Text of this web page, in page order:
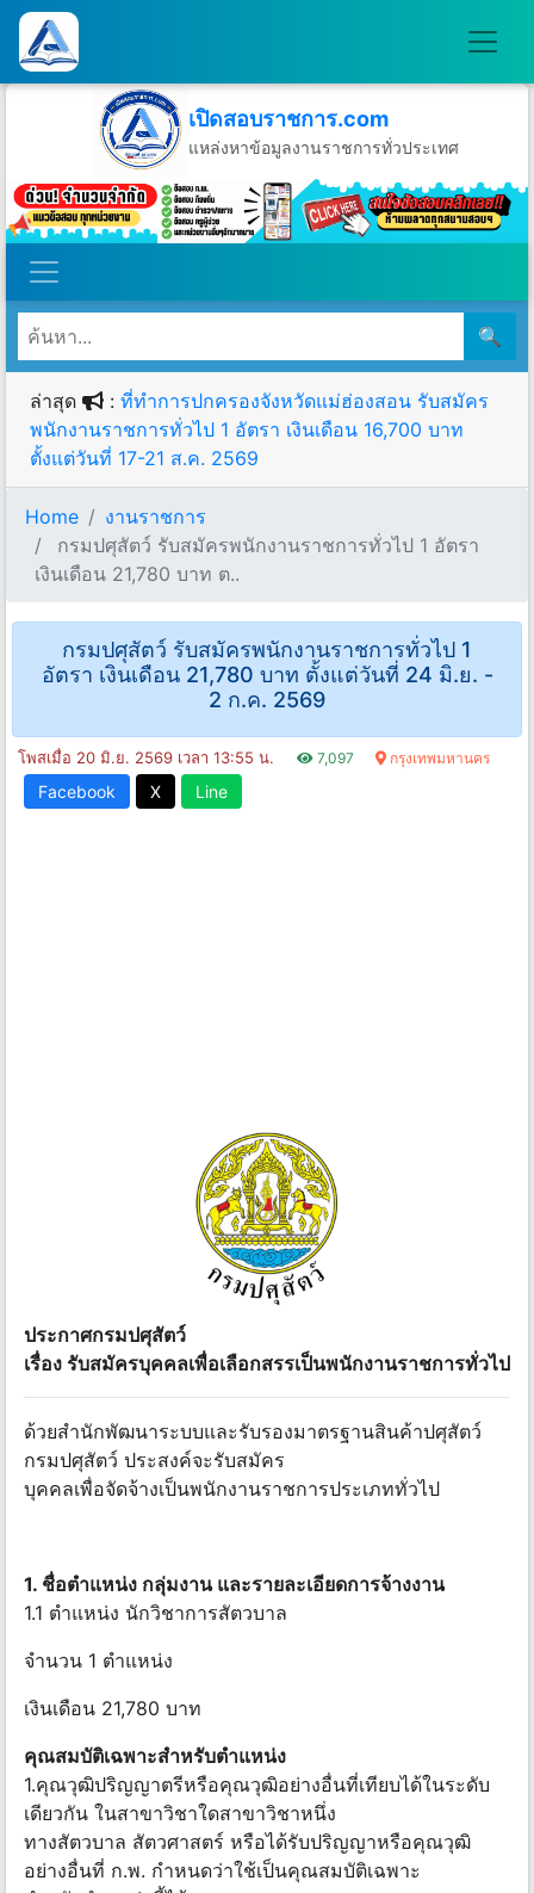
เปิดสอบราชการ.com
แหล่งหาข้อมูลงานราชการทั่วประเทศ
วันอาทิตย์ที่ 9 เดือนสิงหาคม พ.ศ.2569
🔍
ล่าสุด : ที่ทำการปกครองจังหวัดแม่ฮ่องสอน รับสมัคร
พนักงานราชการทั่วไป 1 อัตรา เงินเดือน 16,700 บาท
ตั้งแต่วันที่ 17-21 ส.ค. 2569
Home
งานราชการ
กรมปศุสัตว์ รับสมัครพนักงานราชการทั่วไป 1 อัตรา
เงินเดือน 21,780 บาท ต..
กรมปศุสัตว์ รับสมัครพนักงานราชการทั่วไป 1
อัตรา เงินเดือน 21,780 บาท ตั้งแต่วันที่ 24 มิ.ย. -
2 ก.ค. 2569
โพสเมื่อ 20 มิ.ย. 2569 เวลา 13:55 น. 7,097 กรุงเทพมหานคร
Facebook X Line
ประกาศกรมปศุสัตว์
เรื่อง รับสมัครบุคคลเพื่อเลือกสรรเป็นพนักงานราชการทั่วไป
ด้วยสำนักพัฒนาระบบและรับรองมาตรฐานสินค้าปศุสัตว์
กรมปศุสัตว์ ประสงค์จะรับสมัคร
บุคคลเพื่อจัดจ้างเป็นพนักงานราชการประเภททั่วไป
1. ชื่อตำแหน่ง กลุ่มงาน และรายละเอียดการจ้างงาน
1.1 ตำแหน่ง นักวิชาการสัตวบาล
จำนวน 1 ตำแหน่ง
เงินเดือน 21,780 บาท
คุณสมบัติเฉพาะสำหรับตำแหน่ง
1.คุณวุฒิปริญญาตรีหรือคุณวุฒิอย่างอื่นที่เทียบได้ในระดับ
เดียวกัน ในสาขาวิชาใดสาขาวิชาหนึ่ง
ทางสัตวบาล สัตวศาสตร์ หรือได้รับปริญญาหรือคุณวุฒิ
อย่างอื่นที่ ก.พ. กำหนดว่าใช้เป็นคุณสมบัติเฉพาะ